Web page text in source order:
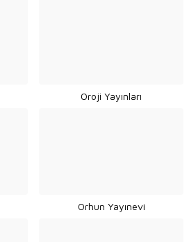
Oroji Yayınları
Orhun Yayınevi